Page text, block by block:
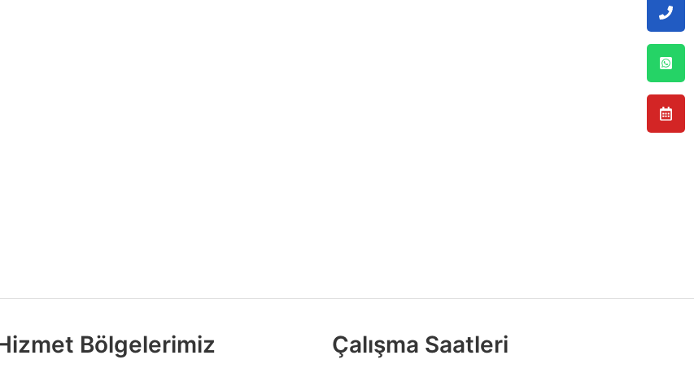
Bölgelerimiz Çalışma Saatleri